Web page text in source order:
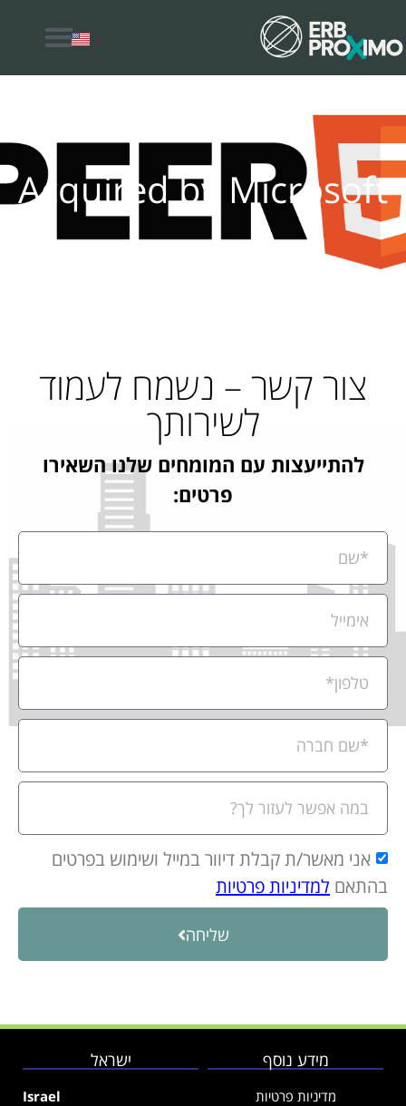
Acquired by Microsoft
צור קשר – נשמח לעמוד
לשירותך
להתייעצות עם המומחים שלנו השאירו
פרטים:
אני מאשר/ת קבלת דיוור במייל ושימוש בפרטים
בהתאם למדיניות פרטיות
שליחה
מידע נוסף
מדיניות פרטיות
ישראל
Israel